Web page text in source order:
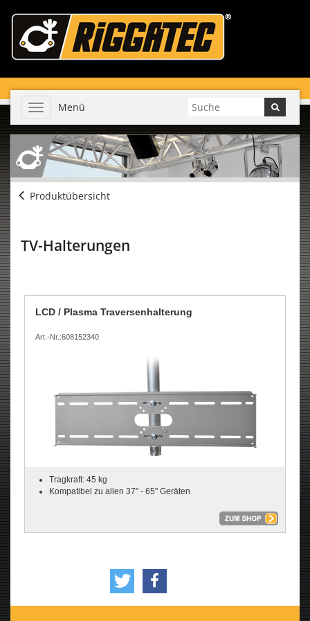
Toggle
navigation
Menü
tweet teilen
Produktübersicht
TV-Halterungen
LCD / Plasma Traversenhalterung
Art.-Nr.:608152340
Tragkraft: 45 kg
Kompatibel zu allen 37" - 65" Geräten